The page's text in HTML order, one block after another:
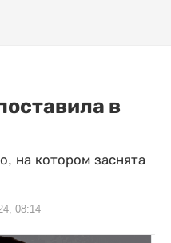
в
на котором заснята
08:14